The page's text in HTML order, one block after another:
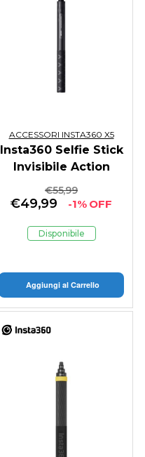
ACCESSORI INSTA360 X5
Insta360 Selfie Stick
Invisibile Action
€55,99
€49,99 -1% OFF
Disponibile
Aggiungi al Carrello